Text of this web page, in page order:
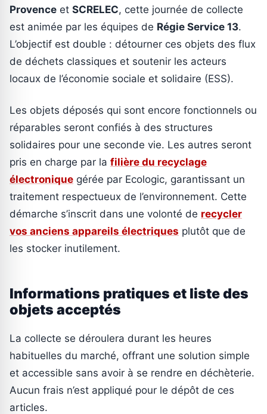
Provence et SCRELEC, cette journée de collecte
est animée par les équipes de Régie Service 13.
L’objectif est double : détourner ces objets des flux
de déchets classiques et soutenir les acteurs
locaux de l’économie sociale et solidaire (ESS).
Les objets déposés qui sont encore fonctionnels ou
réparables seront confiés à des structures
solidaires pour une seconde vie. Les autres seront
pris en charge par la filière du recyclage
électronique gérée par Ecologic, garantissant un
traitement respectueux de l’environnement. Cette
démarche s’inscrit dans une volonté de recycler
vos anciens appareils électriques plutôt que de
les stocker inutilement.
Informations pratiques et liste des
objets acceptés
La collecte se déroulera durant les heures
habituelles du marché, offrant une solution simple
et accessible sans avoir à se rendre en déchèterie.
Aucun frais n’est appliqué pour le dépôt de ces
articles.